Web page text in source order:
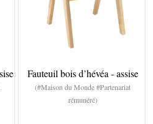
Fauteuil bois d’hévéa - assise
(#Maison du Monde #Partenariat
rémunéré)